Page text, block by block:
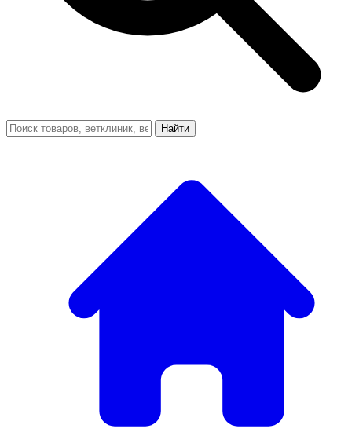
Найти